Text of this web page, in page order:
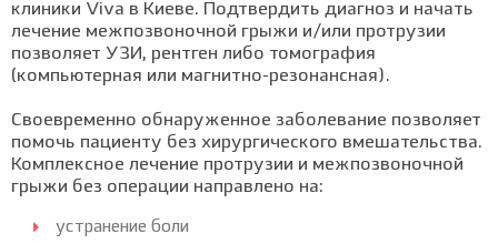
клиники Viva в Киеве. Подтвердить диагноз и начать
лечение межпозвоночной грыжи и/или протрузии
позволяет УЗИ, рентген либо томография
(компьютерная или магнитно-резонансная).
Своевременно обнаруженное заболевание позволяет
помочь пациенту без хирургического вмешательства.
Комплексное лечение протрузии и межпозвоночной
грыжи без операции направлено на:
устранение боли